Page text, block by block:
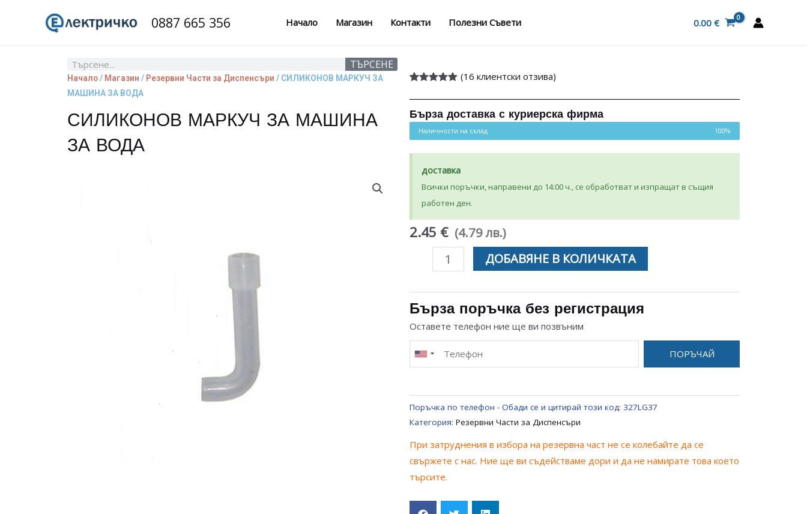
0887 665 356 Начало Магазин Контакти Полезни Съвети 0.00 €
Search ТЪРСЕНЕ
Начало/ Магазин / Резервни Части за Диспенсъри / СИЛИКОНОВ МАРКУЧ ЗА
МАШИНА ЗА ВОДА
СИЛИКОНОВ МАРКУЧ ЗА МАШИНА
ЗА ВОДА
от 5,
потребителски
(16 клиентски отзива)
Бърза доставка с куриерска фирма
Наличности на склад 100%
доставка
Всички поръчки, направени до 14:00 ч., се обработват и изпращат в същия
работен ден.
2.45 € (4.79 лв.)
количество
МАРКУЧ
ЗА
ВОДА
ДОБАВЯНЕ В КОЛИЧКАТА
Бърза поръчка без регистрация
Оставете телефон ние ще ви позвъним
ПОРЪЧАЙ
Поръчка по телефон - Обади се и цитирай този код: 327LG37
Категория: Резервни Части за Диспенсъри
При затруднения в избора на резервна част не се колебайте да се
свържете с нас. Ние ще ви съдействаме дори и да не намирате това което
търсите.